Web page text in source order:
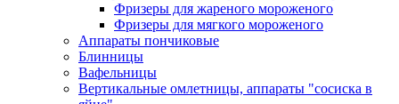
Фризеры для жареного мороженого
Фризеры для мягкого мороженого
Аппараты пончиковые
Блинницы
Вафельницы
Вертикальные омлетницы, аппараты "сосиска в